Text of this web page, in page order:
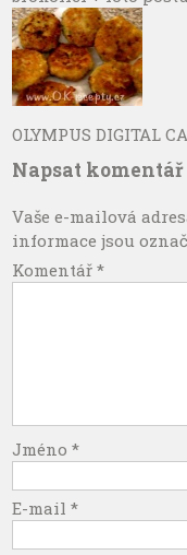
OLYMPUS DIGITAL
Napsat komentář
Vaše e-mailová
informace jsou
Komentář*
Jméno*
E-mail*